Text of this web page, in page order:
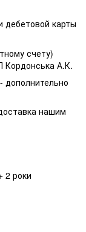
дебетовой карты
счету)
Кордонська А.К.
нашим
2 роки